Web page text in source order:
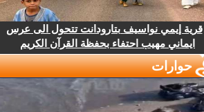
قرية إيمي نواسيف بتارودانت تتحول الى عرس
ايماني مهيب احتفاء بحفظة القرآن الكريم
حوارات